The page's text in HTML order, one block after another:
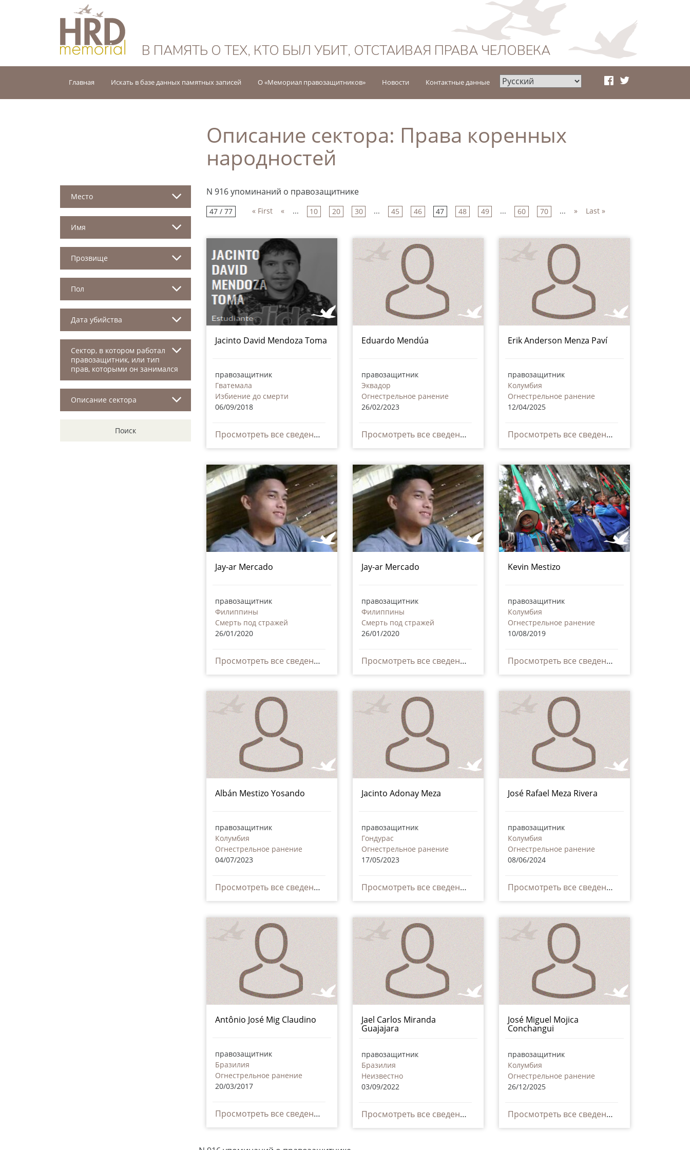
HRD Memorial — Русский
В ПАМЯТЬ О ТЕХ, КТО БЫЛ УБИТ, ОТСТАИВАЯ ПРАВА ЧЕЛОВЕКА
Главная Искать в базе данных памятных записей О «Мемориал правозащитников» Новости Контактные данные
Описание сектора: Права коренных
народностей
Место
Имя
Прозвище
Пол
Дата убийства
Сектор, в котором работал
правозащитник, или тип
прав, которыми он занимался
Описание сектора
Поиск
N 916 упоминаний о правозащитнике
47 / 77 « First « ... 10 20 30 ... 45 46 47 48 49 ... 60 70 ... » Last »
Jacinto David Mendoza Toma
правозащитник
Гватемала
Избиение до смерти
06/09/2018
Просмотреть все сведения
Eduardo Mendúa
правозащитник
Эквадор
Огнестрельное ранение
26/02/2023
Просмотреть все сведения
Erik Anderson Menza Paví
правозащитник
Колумбия
Огнестрельное ранение
12/04/2025
Просмотреть все сведения
Jay-ar Mercado
правозащитник
Филиппины
Смерть под стражей
26/01/2020
Просмотреть все сведения
Jay-ar Mercado
правозащитник
Филиппины
Смерть под стражей
26/01/2020
Просмотреть все сведения
Kevin Mestizo
правозащитник
Колумбия
Огнестрельное ранение
10/08/2019
Просмотреть все сведения
Albán Mestizo Yosando
правозащитник
Колумбия
Огнестрельное ранение
04/07/2023
Просмотреть все сведения
Jacinto Adonay Meza
правозащитник
Гондурас
Огнестрельное ранение
17/05/2023
Просмотреть все сведения
José Rafael Meza Rivera
правозащитник
Колумбия
Огнестрельное ранение
08/06/2024
Просмотреть все сведения
Antônio José Mig Claudino
правозащитник
Бразилия
Огнестрельное ранение
20/03/2017
Просмотреть все сведения
Jael Carlos Miranda
Guajajara
правозащитник
Бразилия
Неизвестно
03/09/2022
Просмотреть все сведения
José Miguel Mojica
Conchangui
правозащитник
Колумбия
Огнестрельное ранение
26/12/2025
Просмотреть все сведения